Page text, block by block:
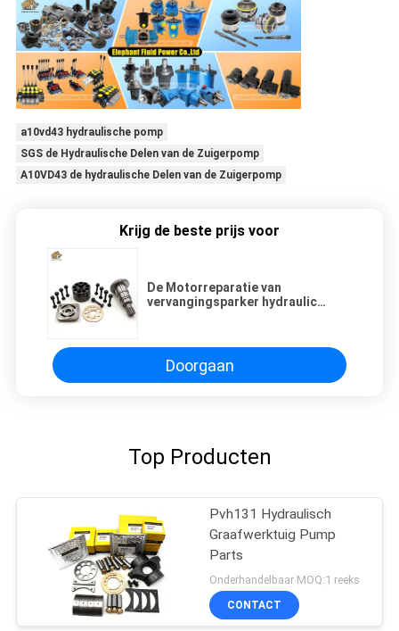
a10vd43 hydraulische pomp
SGS de Hydraulische Delen van de Zuigerpomp
A10VD43 de hydraulische Delen van de Zuigerpomp
Krijg de beste prijs voor
De Motorreparatie van
vervangingsparker hydraulic
Doorgaan
Top Producten
Pvh131 Hydraulisch
Graafwerktuig Pump
Parts
Onderhandelbaar MOQ:1 reeks
CONTACT